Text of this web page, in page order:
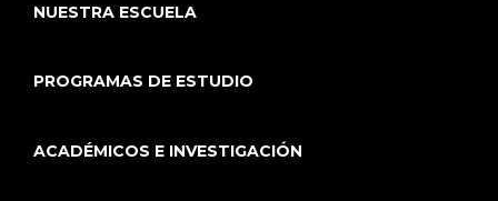
NUESTRA ESCUELA
PROGRAMAS DE ESTUDIO
ACADÉMICOS E INVESTIGACIÓN